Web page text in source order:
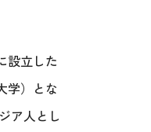
設立した
学）とな
ア人とし